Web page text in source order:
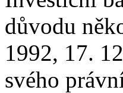
důvodu
1992, 17.
svého